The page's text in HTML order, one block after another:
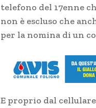
telefono del 17enne
non è escluso che
per la nomina di un
E proprio dal